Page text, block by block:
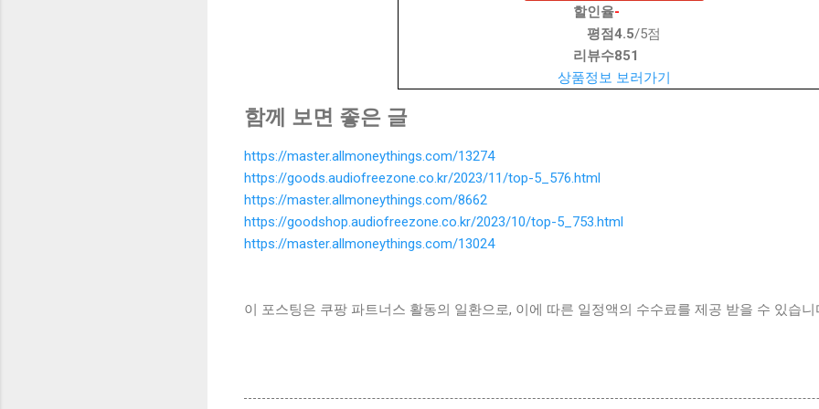
할인율-
평점4.5/5점
리뷰수851
상품정보 보러가기
함께 보면 좋은 글
https://master.allmoneythings.com/13274
https://goods.audiofreezone.co.kr/2023/11/top-5_576.html
https://master.allmoneythings.com/8662
https://goodshop.audiofreezone.co.kr/2023/10/top-5_753.html
https://master.allmoneythings.com/13024
이 포스팅은 쿠팡 파트너스 활동의 일환으로, 이에 따른 일정액의 수수료를 제공 받을 수 있습니